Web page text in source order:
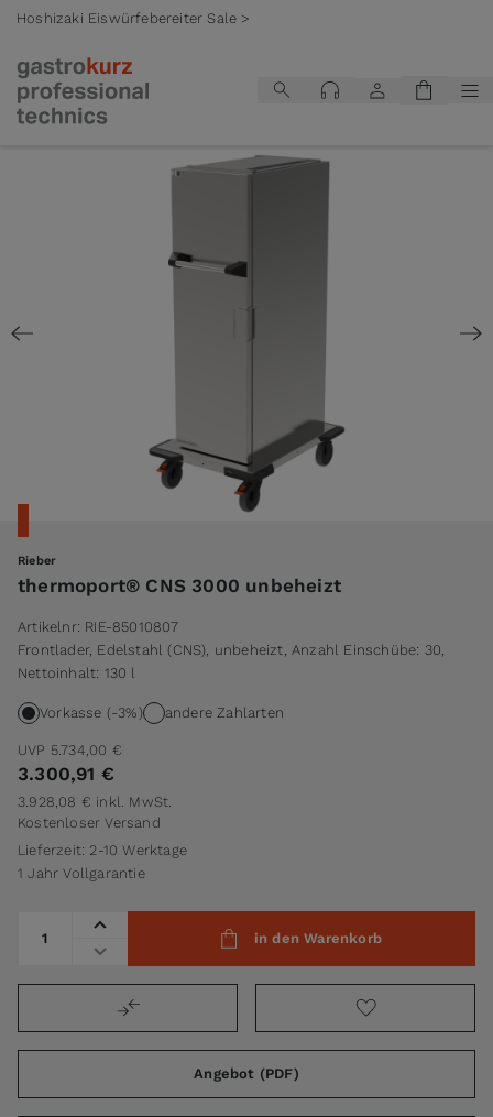
Hoshizaki Eiswürfebereiter Sale >
Rieber
thermoport® CNS 3000 unbeheizt
Artikelnr: RIE-85010807
Frontlader, Edelstahl (CNS), unbeheizt, Anzahl Einschübe: 30,
Nettoinhalt: 130 l
Vorkasse (-3%) andere Zahlarten
UVP 5.734,00 €
3.300,91 €
3.928,08 € inkl. MwSt.
Kostenloser Versand
Lieferzeit: 2-10 Werktage
1 Jahr Vollgarantie
in den Warenkorb
Angebot (PDF)